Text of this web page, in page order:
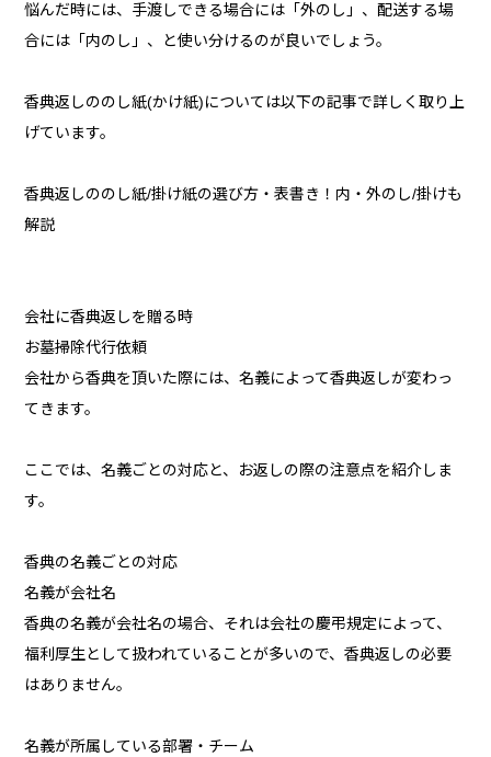
悩んだ時には、手渡しできる場合には「外のし」、配送する場
合には「内のし」、と使い分けるのが良いでしょう。
香典返しののし紙(かけ紙)については以下の記事で詳しく取り上
げています。
香典返しののし紙/掛け紙の選び方・表書き！内・外のし/掛けも
解説
会社に香典返しを贈る時
お墓掃除代行依頼
会社から香典を頂いた際には、名義によって香典返しが変わっ
てきます。
ここでは、名義ごとの対応と、お返しの際の注意点を紹介しま
す。
香典の名義ごとの対応
名義が会社名
香典の名義が会社名の場合、それは会社の慶弔規定によって、
福利厚生として扱われていることが多いので、香典返しの必要
はありません。
名義が所属している部署・チーム